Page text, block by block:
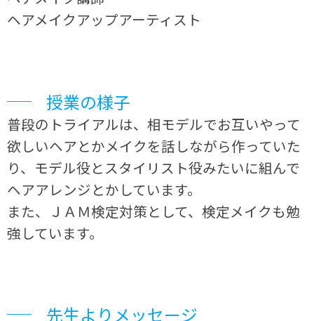
ヘアメイクアップアーティスト
授業の様子
普段のトライアルは、相モデルでお互いやって
欲しいヘアとかメイクを話しながら作っていた
り、モデル役とスタイリスト役みたいに組んで
ヘアアレンジとかしています。
また、ＪＡＭ検定対策として、検定メイクも勉
強しています。
先生よりメッセージ